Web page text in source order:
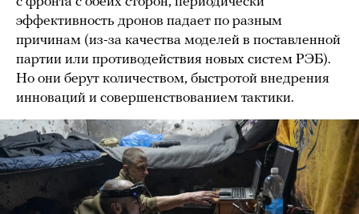
эффективность дронов падает по разным
причинам (из-за качества моделей в поставленной
партии или противодействия новых систем РЭБ).
Но они берут количеством, быстротой внедрения
инноваций и совершенствованием тактики.